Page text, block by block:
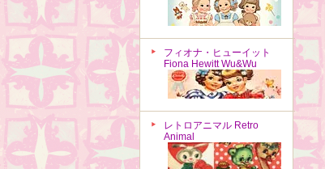
フィオナ・ヒューイット
Fiona Hewitt Wu&Wu
レトロアニマル Retro
Animal